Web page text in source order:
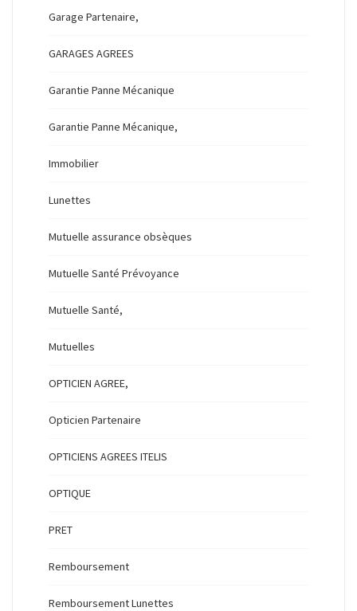
Garage Partenaire,
GARAGES AGREES
Garantie Panne Mécanique
Garantie Panne Mécanique,
Immobilier
Lunettes
Mutuelle assurance obsèques
Mutuelle Santé Prévoyance
Mutuelle Santé,
Mutuelles
OPTICIEN AGREE,
Opticien Partenaire
OPTICIENS AGREES ITELIS
OPTIQUE
PRET
Remboursement
Remboursement Lunettes